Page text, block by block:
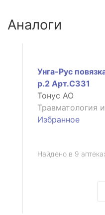
Аналоги
Унга-Рус
р.2 Арт.С331
Тонус АО
Травматология
Избранное
Найдено в 9